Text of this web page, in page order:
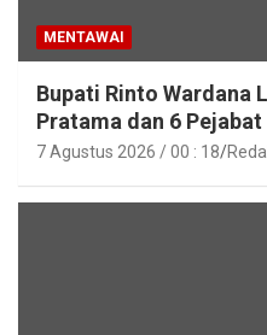
MENTAWAI
Bupati Rinto Wardana
Pratama dan 6
Lingkungan Pemkab
7 Agustus 2026 / 00 : 18